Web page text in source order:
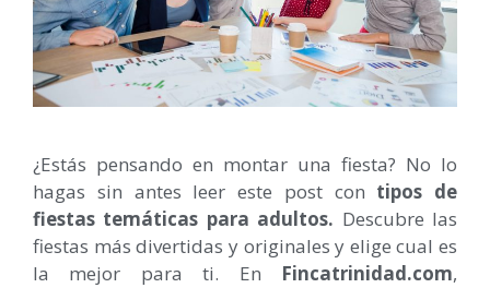
¿Estás pensando en montar una fiesta? No lo
hagas sin antes leer este post con tipos de
fiestas temáticas para adultos. Descubre las
fiestas más divertidas y originales y elige cual es
la mejor para ti. En Fincatrinidad.com,